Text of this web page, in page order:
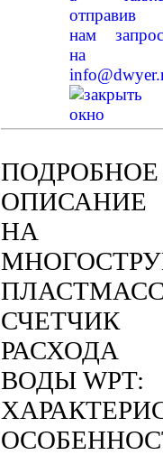
отправив
нам запрос
на
ПОДРОБНОЕ
ОПИСАНИЕ
НА
СЧЕТЧИК
РАСХОДА
ВОДЫ WPT: